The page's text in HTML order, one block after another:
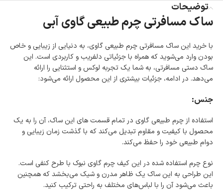
تا 14 روز پس از تحویل کالا می‌توانید آن را برگشت دهید.
امکان پرداخت در محل
وجود دارد.
امکان پرداخت اقساطی
خرید اقساطی با شرایط آسان و بدون ضامن امکان‌پذیر
است.
ضمانت اصالت کالا
توضیحات
ساک مسافرتی چرم طبیعی گاوی آبی
با خرید این ساک مسافرتی چرم طبیعی گاوی، به دنیایی از زیبایی و خاص
بودن وارد می‌شوید که همراه با جزئیاتی دلفریب و کاربردی است. این
ساک دستی مسافرتی، به شما یک تجربه لوکس و استثنایی را ارائه
می‌دهد. در ادامه، جزئیات بیشتری از این محصول ارائه می‌شود:
جنس:
استفاده از چرم طبیعی گاوی در تمام قسمت های این ساک، آن را به یک
محصول با کیفیت و مقاوم تبدیل می‌کند که با گذشت زمان زیبایی و
دوام طبیعی خود را حفظ می‌کند.
نوع چرم استفاده شده در این کیف چرم گاوی نبوک با طرح کنفی است.
این طراحی به این ساک یک ظاهر مدرن و شیک می‌بخشد که همچنین
باعث می‌شود آن را با لباس‌های مختلف به راحتی ترکیب کنید.